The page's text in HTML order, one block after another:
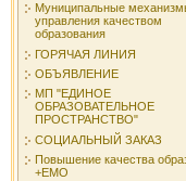
Муниципальные
управления качеством
образования
ГОРЯЧАЯ ЛИНИЯ
ОБЪЯВЛЕНИЕ
МП "ЕДИНОЕ
ОБРАЗОВАТЕЛЬНОЕ
ПРОСТРАНСТВО"
СОЦИАЛЬНЫЙ ЗАКАЗ
Повышение качества
+ЕМО